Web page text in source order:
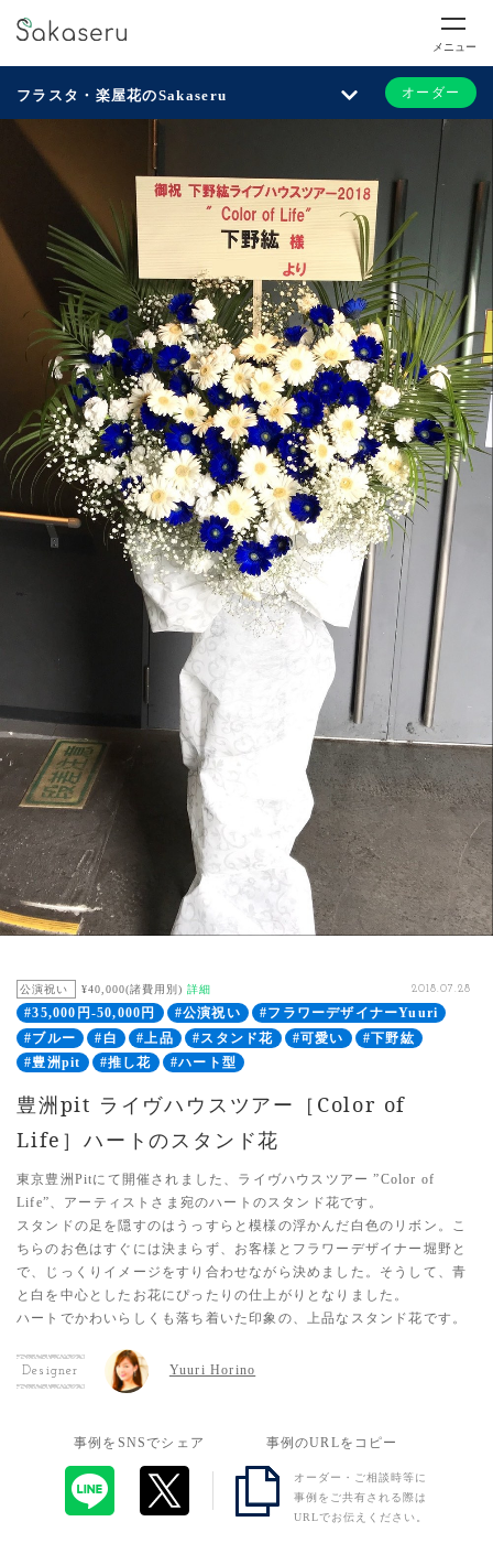
メニュー
フラスタ・楽屋花のSakaseru オーダー
公演祝い ¥40,000(諸費用別) 詳細 2018.07.28
#35,000円-50,000円 #公演祝い
#フラワーデザイナーYuuri
#ブルー
#白 #上品 #スタンド花 #可愛い
#下野紘
#豊洲pit
#推し花 #ハート型
豊洲pit ライヴハウスツアー［Color of
Life］ハートのスタンド花
東京豊洲Pitにて開催されました、ライヴハウスツアー ”Color of
Life”、アーティストさま宛のハートのスタンド花です。
スタンドの足を隠すのはうっすらと模様の浮かんだ白色のリボン。こ
ちらのお色はすぐには決まらず、お客様とフラワーデザイナー堀野と
で、じっくりイメージをすり合わせながら決めました。そうして、青
と白を中心としたお花にぴったりの仕上がりとなりました。
ハートでかわいらしくも落ち着いた印象の、上品なスタンド花です。
Designer Yuuri Horino
事例をSNSでシェア 事例のURLをコピー
オーダー・ご相談時等に
事例をご共有される際は
URLでお伝えください。